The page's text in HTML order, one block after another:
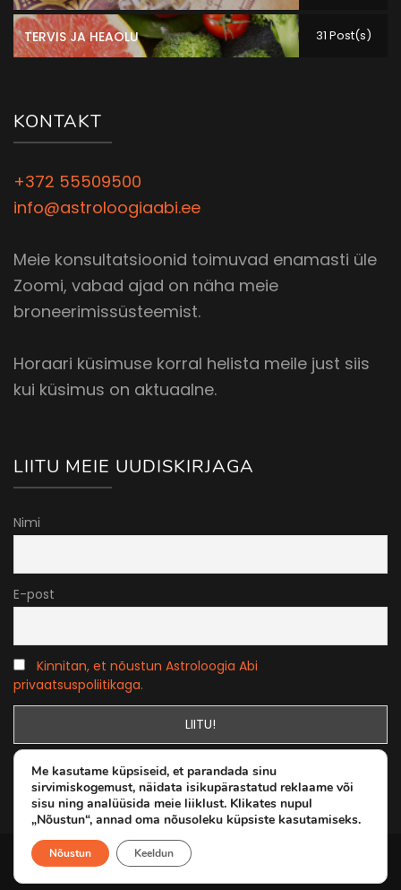
TERVIS JA HEAOLU 31 Post(s)
KONTAKT
+372 55509500
info@astroloogiaabi.ee
Meie konsultatsioonid toimuvad enamasti üle
Zoomi, vabad ajad on näha meie
broneerimissüsteemist.
Horaari küsimuse korral helista meile just siis
kui küsimus on aktuaalne.
LIITU MEIE UUDISKIRJAGA
Nimi
E-post
Kinnitan, et nõustun Astroloogia Abi
privaatsuspoliitikaga.
Astroloogia Abi | 2025
Me kasutame küpsiseid, et parandada sinu
sirvimiskogemust, näidata isikupärastatud reklaame või
sisu ning analüüsida meie liiklust. Klikates nupul
„Nõustun“, annad oma nõusoleku küpsiste kasutamiseks.
Nõustun Keeldun